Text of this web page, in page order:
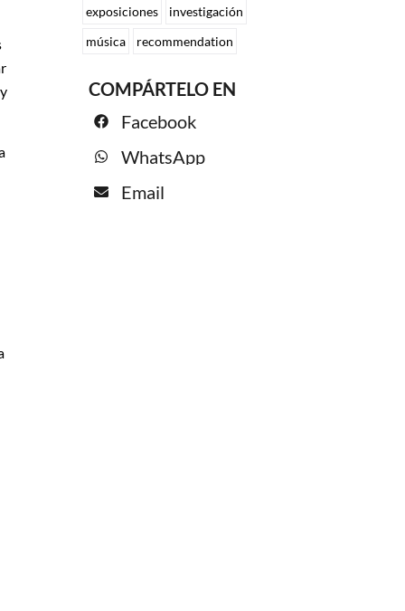
exposiciones
investigación
música
recommendation
COMPÁRTELO EN
Facebook
WhatsApp
Email